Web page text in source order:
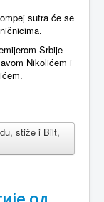
sutra će se
Srbije
Nikolićem i
stiže i Bilt,